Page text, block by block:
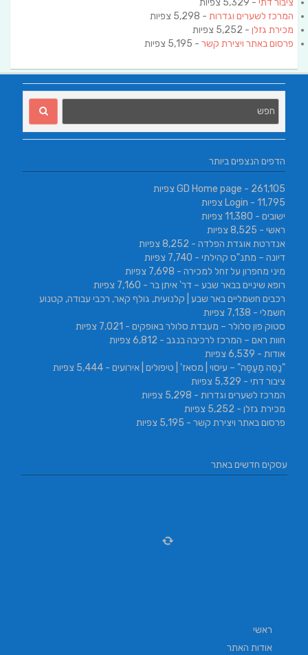
המרכז לשערים וגדרות - 5,298 צפיות
מכירת גזלן - 5,252 צפיות
פרסום באתר ויצירת קשר - 5,195 צפיות
הדפים הנצפים ביותר
GD Home page - 261,105 צפיות
Login - 11,795 צפיות
ישובים - 11,380 צפיות
ראשי - 8,525 צפיות
אנדרטת אוגדת הפלדה - 8,252 צפיות
דיונה – מתנ"ס קהילתי - 7,740 צפיות
מיני מחפרון על זחל למכירה - 7,698 צפיות
רופא שיניים בבאר שבע – דר' איתן בר - 7,160 צפיות
רכבים חשמליים באר שבע | קלנועית, גולף קאר, רכבי עבודה, קטנוע
חשמלי - 7,138 צפיות
סטוק פון סלולר – מעבדת סלולר באופקים - 7,021 צפיות
חוות ראם – המרכז לרכיבה בנגב - 6,812 צפיות
אודות - 6,539 צפיות
"נַסֵּה מְעַסֶּה" – עיסוי | מסאז' | טיפולים | אירועים - 5,444 צפיות
ציבור דתי - 5,329 צפיות
המרכז לשערים וגדרות - 5,298 צפיות
מכירת גזלן - 5,252 צפיות
פרסום באתר ויצירת קשר - 5,195 צפיות
עסקים חדשים באתר
ראשי
אודות האתר